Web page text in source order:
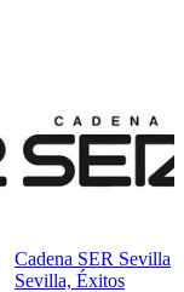
Cadena SER Sevilla
Sevilla, Éxitos